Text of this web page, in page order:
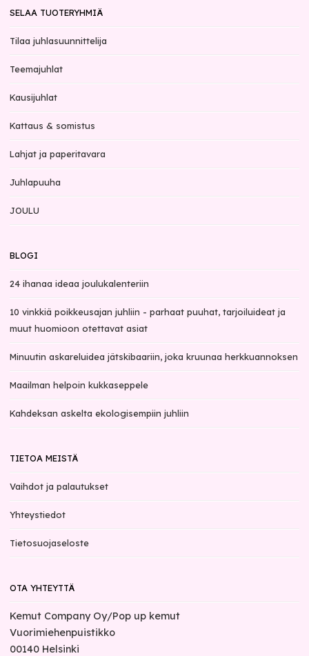
SELAA TUOTERYHMIÄ
Tilaa juhlasuunnittelija
Teemajuhlat
Kausijuhlat
Kattaus & somistus
Lahjat ja paperitavara
Juhlapuuha
JOULU
BLOGI
24 ihanaa ideaa joulukalenteriin
10 vinkkiä poikkeusajan juhliin - parhaat puuhat, tarjoiluideat ja
muut huomioon otettavat asiat
Minuutin askareluidea jätskibaariin, joka kruunaa herkkuannoksen
Maailman helpoin kukkaseppele
Kahdeksan askelta ekologisempiin juhliin
TIETOA MEISTÄ
Vaihdot ja palautukset
Yhteystiedot
Tietosuojaseloste
OTA YHTEYTTÄ
Kemut Company Oy/Pop up kemut
Vuorimiehenpuistikko
00140 Helsinki